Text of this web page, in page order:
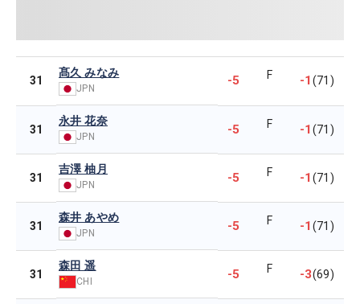
31
髙久 みなみ
JPN
-5 F -1(71)
31
永井 花奈
JPN -5 F -1(71)
31
吉澤 柚月
JPN -5 F -1(71)
31
森井 あやめ
JPN -5 F -1(71)
31
森田 遥
CHI -5 F -3(69)